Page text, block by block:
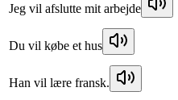
Jeg vil afslutte mit arbejde
Du vil købe et hus
Han vil lære fransk.